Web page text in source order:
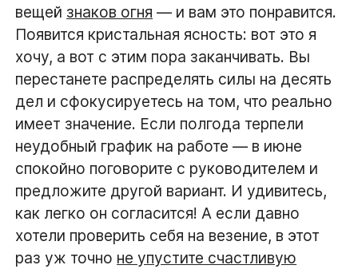
вещей знаков огня — и вам это понравится.
Появится кристальная ясность: вот это я
хочу, а вот с этим пора заканчивать. Вы
перестанете распределять силы на десять
дел и сфокусируетесь на том, что реально
имеет значение. Если полгода терпели
неудобный график на работе — в июне
спокойно поговорите с руководителем и
предложите другой вариант. И удивитесь,
как легко он согласится! А если давно
хотели проверить себя на везение, в этот
раз уж точно не упустите счастливую